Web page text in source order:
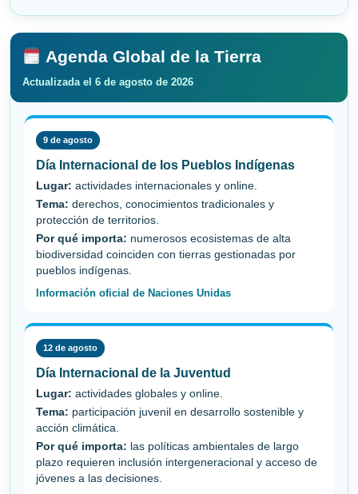
Agenda Global de la Tierra
Actualizada el 6 de agosto de 2026
9 de agosto
Día Internacional de los Pueblos Indígenas
Lugar: actividades internacionales y online.
Tema: derechos, conocimientos tradicionales y
protección de territorios.
Por qué importa: numerosos ecosistemas de alta
biodiversidad coinciden con tierras gestionadas por
pueblos indígenas.
Información oficial de Naciones Unidas
12 de agosto
Día Internacional de la Juventud
Lugar: actividades globales y online.
Tema: participación juvenil en desarrollo sostenible y
acción climática.
Por qué importa: las políticas ambientales de largo
plazo requieren inclusión intergeneracional y acceso de
jóvenes a las decisiones.